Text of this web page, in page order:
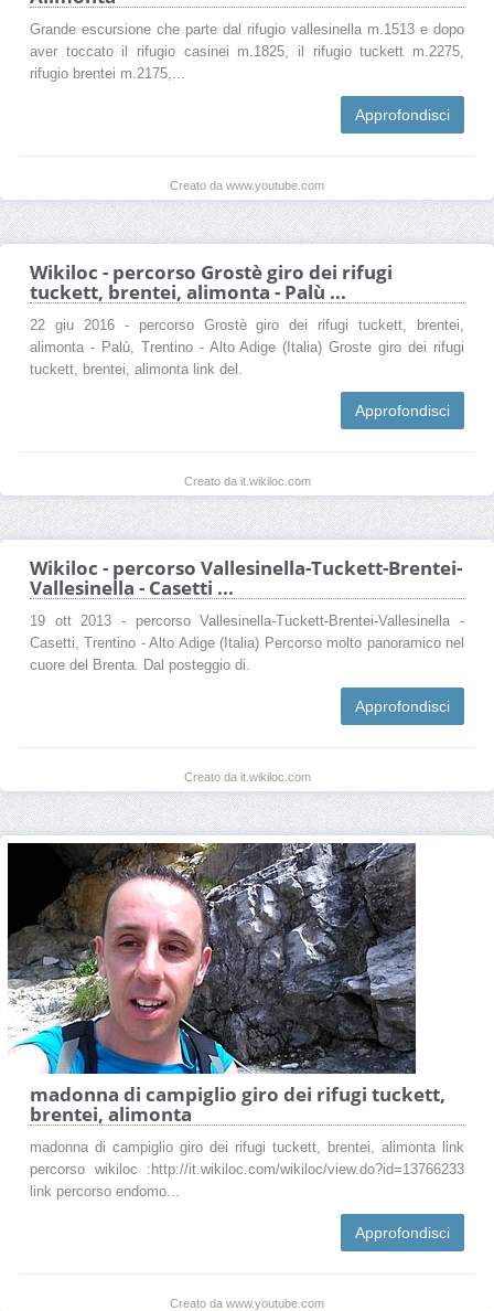
Grande escursione che parte dal rifugio vallesinella m.1513 e dopo
aver toccato il rifugio casinei m.1825, il rifugio tuckett m.2275,
rifugio brentei m.2175,...
Approfondisci
Creato da www.youtube.com
Wikiloc - percorso Grostè giro dei rifugi
tuckett, brentei, alimonta - Palù ...
22 giu 2016 - percorso Grostè giro dei rifugi tuckett, brentei,
alimonta - Palù, Trentino - Alto Adige (Italia) Groste giro dei rifugi
tuckett, brentei, alimonta link del.
Approfondisci
Creato da it.wikiloc.com
Wikiloc - percorso Vallesinella-Tuckett-Brentei-
Vallesinella - Casetti ...
19 ott 2013 - percorso Vallesinella-Tuckett-Brentei-Vallesinella -
Casetti, Trentino - Alto Adige (Italia) Percorso molto panoramico nel
cuore del Brenta. Dal posteggio di.
Approfondisci
Creato da it.wikiloc.com
madonna di campiglio giro dei rifugi tuckett,
brentei, alimonta
madonna di campiglio giro dei rifugi tuckett, brentei, alimonta link
percorso wikiloc :http://it.wikiloc.com/wikiloc/view.do?id=13766233
link percorso endomo...
Approfondisci
Creato da www.youtube.com